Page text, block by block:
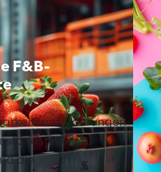
F&B-
zu
die